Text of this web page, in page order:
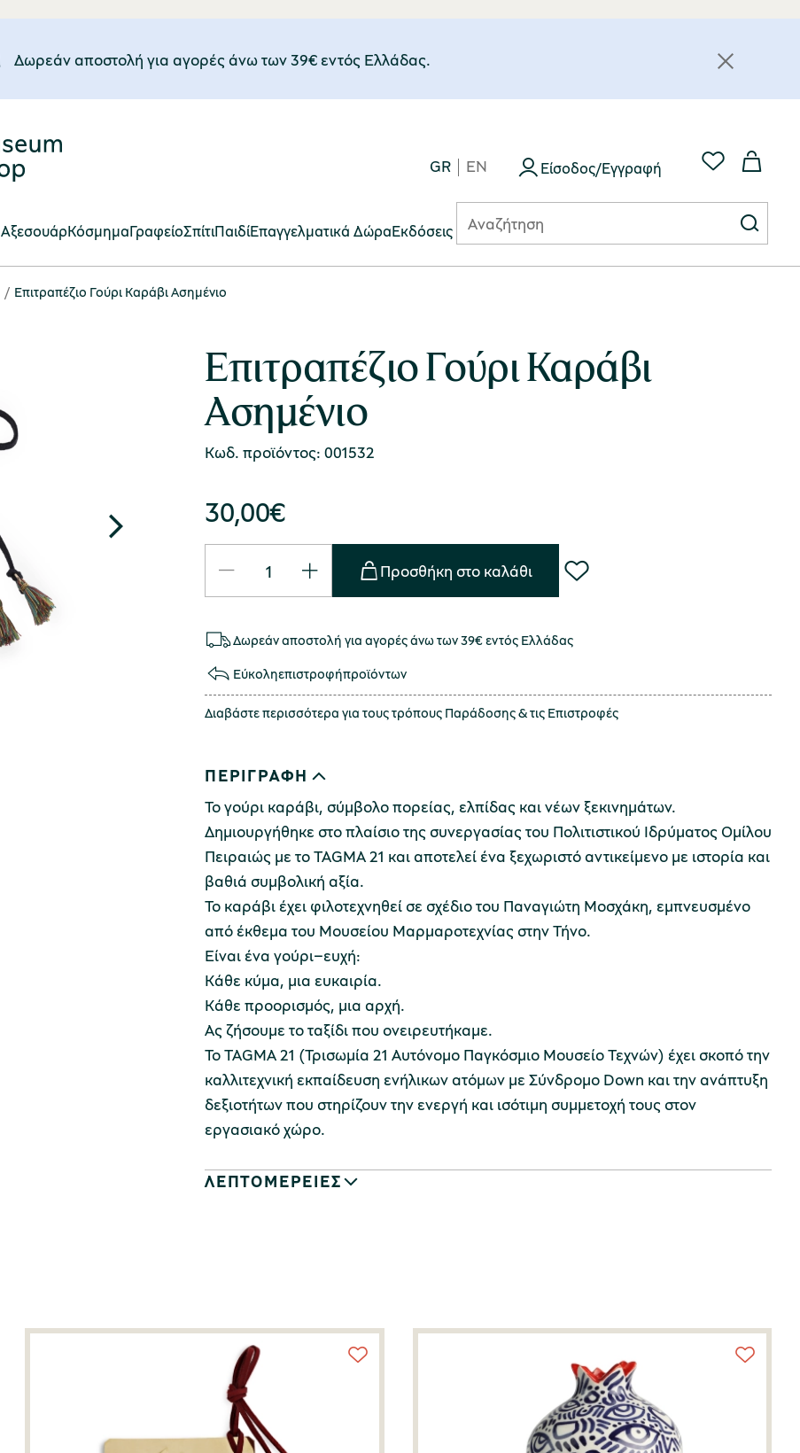
Δωρεάν αποστολή για αγορές άνω των 39€ εντός Eλλάδας.
ΑξεσουάρΚόσμημαΓραφείοΣπίτιΠαιδίΕπαγγελματικά ΔώραEκδόσεις
GR EN Είσοδος/Εγγραφή
Επιτραπέζιο Γούρι Καράβι Ασημένιο
Επιτραπέζιο Γούρι Καράβι
Ασημένιο
Κωδ. προϊόντος: 001532
30,00€
Προσθήκη στο καλάθι
Δωρεάν αποστολή για αγορές άνω των 39€ εντός Ελλάδας
Εύκοληεπιστροφήπροϊόντων
Διαβάστε περισσότερα για τους τρόπους Παράδοσης& τις Επιστροφές
ΠΕΡΙΓΡΑΦΗ
Το γούρι καράβι, σύμβολο πορείας, ελπίδας και νέων ξεκινημάτων.
Δημιουργήθηκε στο πλαίσιο της συνεργασίας του Πολιτιστικού Ιδρύματος Ομίλου
Πειραιώς με το TAGMA 21 και αποτελεί ένα ξεχωριστό αντικείμενο με ιστορία και
βαθιά συμβολική αξία.
Το καράβι έχει φιλοτεχνηθεί σε σχέδιο του Παναγιώτη Μοσχάκη, εμπνευσμένο
από έκθεμα του Μουσείου Μαρμαροτεχνίας στην Τήνο.
Είναι ένα γούρι–ευχή:
Κάθε κύμα, μια ευκαιρία.
Κάθε προορισμός, μια αρχή.
Ας ζήσουμε το ταξίδι που ονειρευτήκαμε.
Το TAGMA 21 (Τρισωμία 21 Αυτόνομο Παγκόσμιο Μουσείο Τεχνών) έχει σκοπό την
καλλιτεχνική εκπαίδευση ενήλικων ατόμων με Σύνδρομο Down και την ανάπτυξη
δεξιοτήτων που στηρίζουν την ενεργή και ισότιμη συμμετοχή τους στον
εργασιακό χώρο.
ΛΕΠΤΟΜΕΡΕΙΕΣ